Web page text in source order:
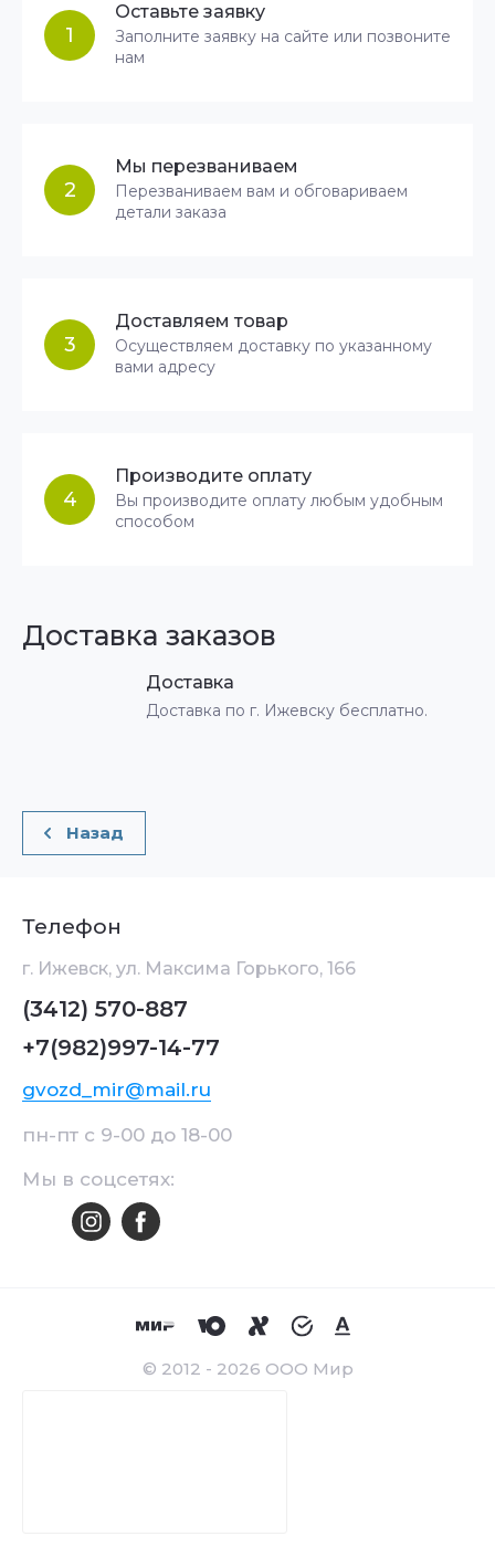
1
Оставьте заявку
Заполните заявку на сайте или позвоните
нам
2
Мы перезваниваем
Перезваниваем вам и обговариваем
детали заказа
3
Доставляем товар
Осуществляем доставку по указанному
вами адресу
4
Производите оплату
Вы производите оплату любым удобным
способом
Доставка заказов
Доставка
Доставка по г. Ижевску бесплатно.
Назад
Телефон
г. Ижевск, ул. Максима Горького, 166
(3412) 570-887
+7(982)997-14-77
gvozd_mir@mail.ru
пн-пт с 9-00 до 18-00
Мы в соцсетях:
© 2012 - 2026 ООО Мир